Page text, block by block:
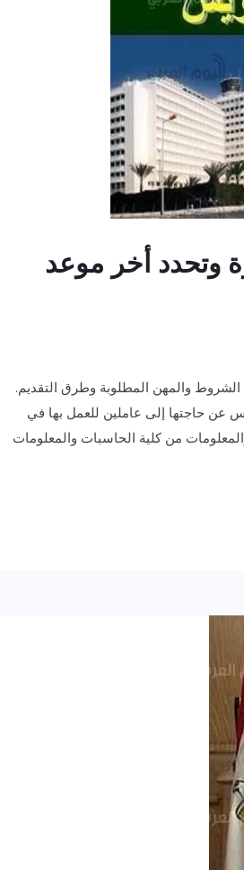
وتحدد أخر موعد
والمهن المطلوبة وطرق التقديم.
السويس عن حاجتها إلى عاملين للعمل بها في
من كلية الحاسبات والمعلومات